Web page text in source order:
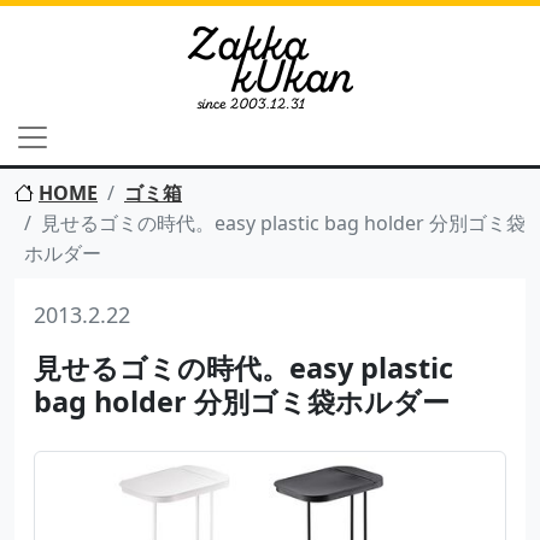
HOME
ゴミ箱
見せるゴミの時代。easy plastic bag holder 分別ゴミ袋
ホルダー
2013.2.22
見せるゴミの時代。easy plastic
bag holder 分別ゴミ袋ホルダー